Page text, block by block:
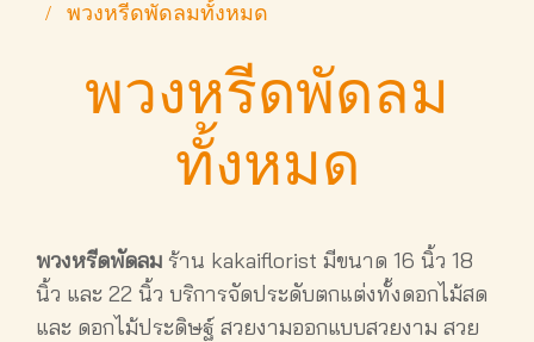
พวงหรีดพัดลมทั้งหมด
พวงหรีดพัดลม
ทั้งหมด
พวงหรีดพัดลม ร้าน kakaiflorist มีขนาด 16 นิ้ว 18
นิ้ว และ 22 นิ้ว บริการจัดประดับตกแต่งทั้งดอกไม้สด
และ ดอกไม้ประดิษฐ์ สวยงามออกแบบสวยงาม สวย